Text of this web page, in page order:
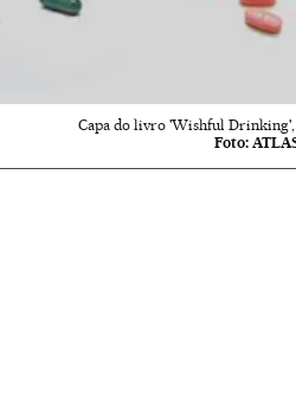
Capa do livro 'Wishful Drinking',
Foto: